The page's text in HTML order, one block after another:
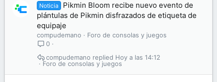
Noticia
Pikmin Bloom recibe nuevo evento de
plántulas de Pikmin disfrazados de etiqueta de
equipaje
compudemano
Foro de consolas y juegos
0
Foro de consolas y juegos
Hoy a las 14:12
compudemano